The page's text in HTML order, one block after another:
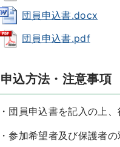
団員申込書.docx
団員申込書.pdf
申込方法・注意事項
・団員申込書を記入の上
・参加希望者及び保護者